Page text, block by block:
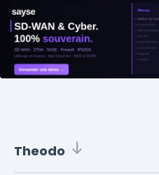
Theodo